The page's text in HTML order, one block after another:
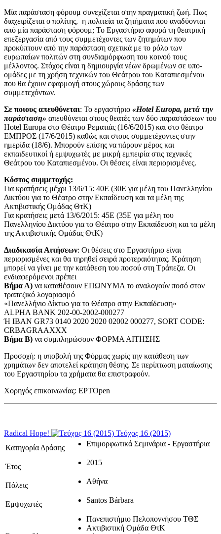
Μία παράσταση φόρουμ συνεχίζεται στην πραγματική ζωή. Πως
διαχειρίζεται ο πολίτης, η πολιτεία τα ζητήματα που αναδύονται
από μία παράσταση φόρουμ; Το Εργαστήριο αφορά τη θεατρική
επεξεργασία από τους συμμετέχοντες των ζητημάτων που
προκύπτουν από την παράσταση σχετικά με το ρόλο των
ευρωπαίων πολιτών στη συνδιαμόρφωση του κοινού τους
μέλλοντος. Στόχος είναι η δημιουργία νέων δρωμένων σε υπο-
ομάδες με τη χρήση τεχνικών του Θεάτρου του Καταπιεσμένου
που θα έχουν εφαρμογή στους χώρους δράσης των
συμμετεχόντων.
Σε ποιους απευθύνεται: Το εργαστήριο «Hotel Europa, μετά την
παράσταση» απευθύνεται στους θεατές των δύο παραστάσεων του
Hotel Europa στο Θέατρο Ρεματιάς (16/6/2015) και στο θέατρο
ΕΜΠΡΟΣ (17/6/2015) καθώς και στους συμμετέχοντες στην
ημερίδα (18/6). Μπορούν επίσης να πάρουν μέρος και
εκπαιδευτικοί ή εμψυχωτές με μικρή εμπειρία στις τεχνικές
Θεάτρου του Καταπιεσμένου. Οι θέσεις είναι περιορισμένες.
Κόστος συμμετοχής:
Για κρατήσεις μέχρι 13/6/15: 40Ε (30Ε για μέλη του Πανελληνίου
Δικτύου για το Θέατρο στην Εκπαίδευση και τα μέλη της
Ακτιβιστικής Ομάδας ΘτΚ)
Για κρατήσεις μετά 13/6/2015: 45Ε (35Ε για μέλη του
Πανελληνίου Δικτύου για το Θέατρο στην Εκπαίδευση και τα μέλη
της Ακτιβιστικής Ομάδας ΘτΚ)
Διαδικασία Αιτήσεων: Οι θέσεις στο Εργαστήριο είναι
περιορισμένες και θα τηρηθεί σειρά προτεραιότητας. Κράτηση
μπορεί να γίνει με την κατάθεση του ποσού στη Τράπεζα. Οι
ενδιαφερόμενοι πρέπει
Βήμα Α) να καταθέσουν ΕΠΩΝΥΜΑ το αναλογούν ποσό στον
τραπεζικό λογαριασμό
«Πανελλήνιο Δίκτυο για το Θέατρο στην Εκπαίδευση»
ALPHA BANK 202-00-2002-000277
Ή IBAN GR73 0140 2020 2020 02002 000277, SORT CODE:
CRBAGRAAXXX
Βήμα Β) να συμπληρώσουν ΦΟΡΜΑ ΑΙΤΗΣΗΣ
Προσοχή: η υποβολή της Φόρμας χωρίς την κατάθεση των
χρημάτων δεν αποτελεί κράτηση θέσης. Σε περίπτωση ματαίωσης
του Εργαστηρίου τα χρήματα θα επιστραφούν.
Χορηγός επικοινωνίας: ΕΡΤOpen
Radical Hope!
Τεύχος 16 (2015)
Κατηγορία Δράσης
Επιμορφωτικά Σεμινάρια - Εργαστήρια
Έτος 2015
Πόλεις Αθήνα
Εμψυχωτές Santos Bárbara
Πανεπιστήμιο Πελοποννήσου ΤΘΣ
Ακτιβιστική Ομάδα ΘτΚ